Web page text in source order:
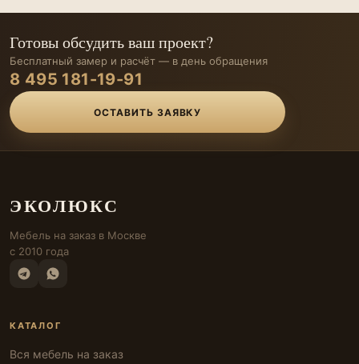
Готовы обсудить ваш проект?
Бесплатный замер и расчёт — в день обращения
8 495 181-19-91
ОСТАВИТЬ ЗАЯВКУ
ЭКОЛЮКС
Мебель на заказ в Москве
с 2010 года
КАТАЛОГ
Вся мебель на заказ